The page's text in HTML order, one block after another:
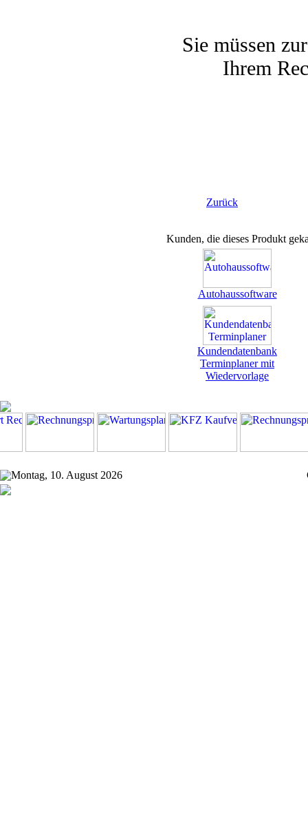
Sie müssen
Ihrem
Zurück
Kunden, die dieses Produkt
Autohaussoftware
Kundendatenbank
Terminplaner mit
Wiedervorlage
Montag, 10. August 2026